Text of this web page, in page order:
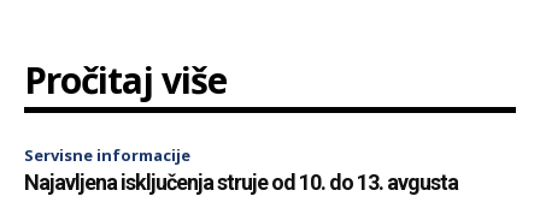
Pročitaj više
Servisne informacije
Najavljena isključenja struje od 10. do 13. avgusta